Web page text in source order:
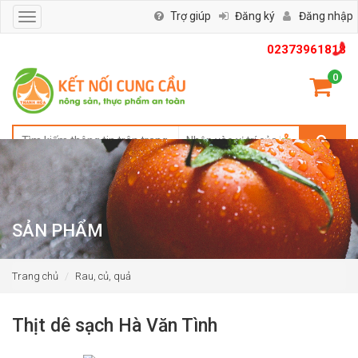
02373961818
0
Toggle
navigation
Trợ giúp Đăng ký Đăng nhập
SẢN PHẨM
Trang chủ Rau, củ, quả
Thịt dê sạch Hà Văn Tình